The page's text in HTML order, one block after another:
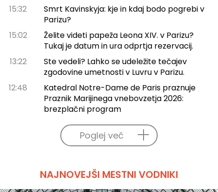
15:32
Smrt Kavinskyja: kje in kdaj bodo pogrebi v
Parizu?
15:02
Želite videti papeža Leona XIV. v Parizu?
Tukaj je datum in ura odprtja rezervacij.
13:22
Ste vedeli? Lahko se udeležite tečajev
zgodovine umetnosti v Luvru v Parizu.
12:48
Katedral Notre-Dame de Paris praznuje
Praznik Marijinega vnebovzetja 2026:
brezplačni program
Poglej več
NAJNOVEJŠI MESTNI VODNIKI